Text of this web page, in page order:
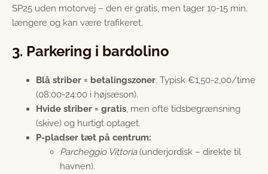
SP25 uden motorvej – den er gratis, men tager 10-15 min.
længere og kan være trafikeret.
3. Parkering i bardolino
Blå striber = betalingszoner. Typisk €1,50-2,00/time
(08:00-24:00 i højsæson).
Hvide striber = gratis, men ofte tidsbegrænsning
(skive) og hurtigt optaget.
P-pladser tæt på centrum:
Parcheggio Vittoria(underjordisk – direkte til
havnen).